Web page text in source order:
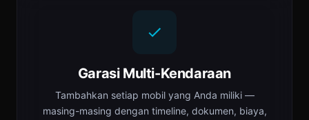
Garasi Multi-Kendaraan
Tambahkan setiap mobil yang Anda miliki —
masing-masing dengan timeline, dokumen, biaya,